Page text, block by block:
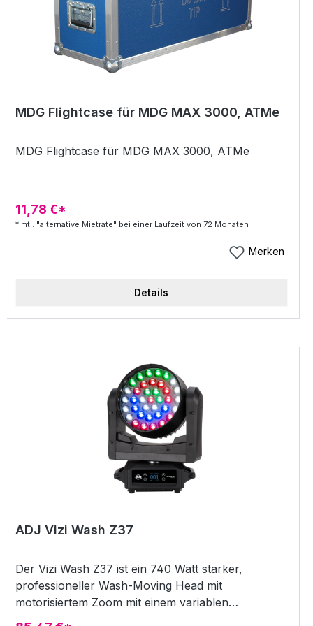
leichtes und kompaktes Moving Light (6,5kg,
34cm) Mittlere LED einzeln ansteuerbar Eng
abstrahlender Beam aus sehr kräftigen, parallelen
Einzel-Beams 4° bis 55° Zoom Gleichmäßige
MDG Flightcase für MDG MAX 3000, ATMe
MDG Flightcase für MDG MAX 3000, ATMe
11,78 €*
* mtl. "alternative Mietrate" bei einer Laufzeit von 72 Monaten
Merken
Details
ADJ Vizi Wash Z37
Der Vizi Wash Z37 ist ein 740 Watt starker,
professioneller Wash-Moving Head mit
motorisiertem Zoom mit einem variablen
Abstrahlwinkel von 10 bis 60 Grad und mit 37